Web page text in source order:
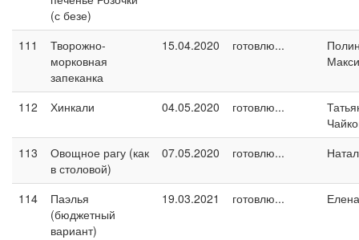
(с безе)
111
Творожно-
морковная
запеканка
15.04.2020 готовлю...
112 Хинкали 04.05.2020 готовлю...
113
Овощное рагу (как
в столовой)
07.05.2020 готовлю...
114
Паэлья
(бюджетный
вариант)
19.03.2021 готовлю... Елена